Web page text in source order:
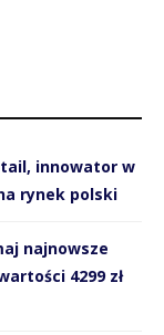
innowator w
rynek polski
najnowsze
4299 zł